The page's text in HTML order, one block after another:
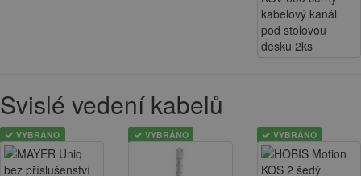
Svislé vedení kabelů
VYBRÁNO VYBRÁNO VYBRÁNO